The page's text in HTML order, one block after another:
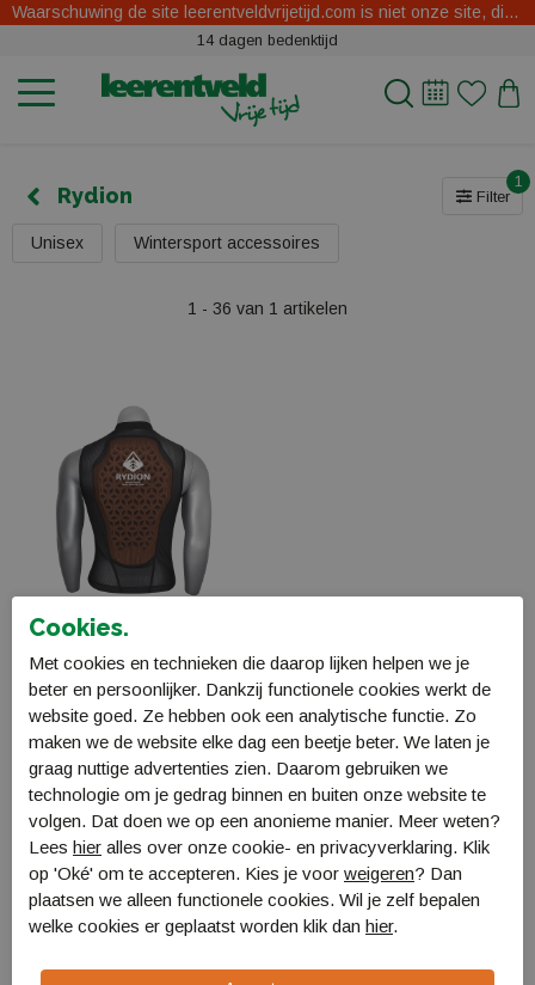
Waarschuwing de site leerentveldvrijetijd.com is niet onze site, dit zijn oplichters.
14 dagen bedenktijd
Rydion Filter
1
Unisex Wintersport accessoires
1 - 36 van 1 artikelen
Rydion Sölden
rugbeschermer
PS002
Cookies.
Met cookies en technieken die daarop lijken helpen we je
beter en persoonlijker. Dankzij functionele cookies werkt de
website goed. Ze hebben ook een analytische functie. Zo
maken we de website elke dag een beetje beter. We laten je
graag nuttige advertenties zien. Daarom gebruiken we
technologie om je gedrag binnen en buiten onze website te
volgen. Dat doen we op een anonieme manier. Meer weten?
Lees hier alles over onze cookie- en privacyverklaring. Klik
op 'Oké' om te accepteren. Kies je voor weigeren? Dan
plaatsen we alleen functionele cookies. Wil je zelf bepalen
welke cookies er geplaatst worden klik dan hier.